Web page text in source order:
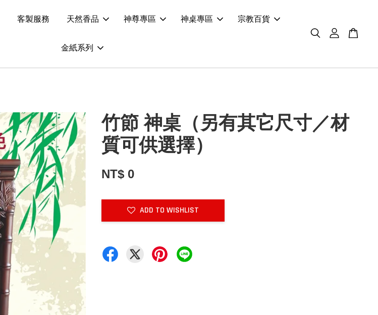
客製服務 天然香品 神尊專區 神桌專區 宗教百貨
金紙系列
竹節 神桌（另有其它尺寸／材
質可供選擇）
NT$ 0
ADD TO WISHLIST